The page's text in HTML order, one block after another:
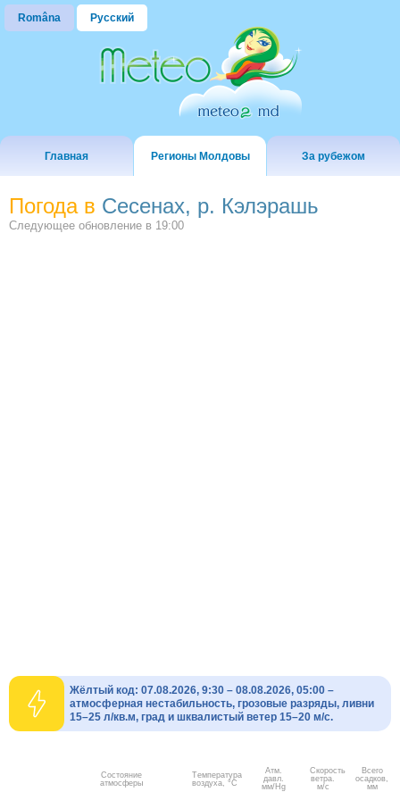
Româna Русский
Главная Регионы Молдовы За рубежом
Погода в Сесенах, р. Кэлэрашь
Следующее обновление в 19:00
Жёлтый код: 07.08.2026, 9:30 – 08.08.2026, 05:00 –
атмосферная нестабильность, грозовые разряды, ливни
15–25 л/кв.м, град и шквалистый ветер 15–20 м/с.
Состояние
атмосферы
Температура
воздуха, °C
Атм.
давл.
мм/Hg
Скорость
ветра.
м/с
Всего
осадков,
мм